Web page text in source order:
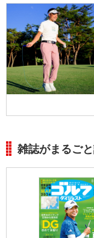
雑誌がまるご